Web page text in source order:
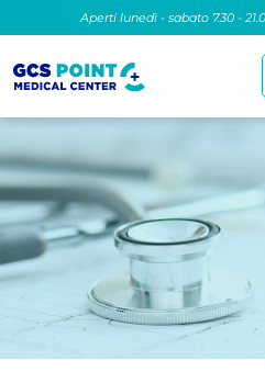
Aperti lunedì - sabato 7.30 -